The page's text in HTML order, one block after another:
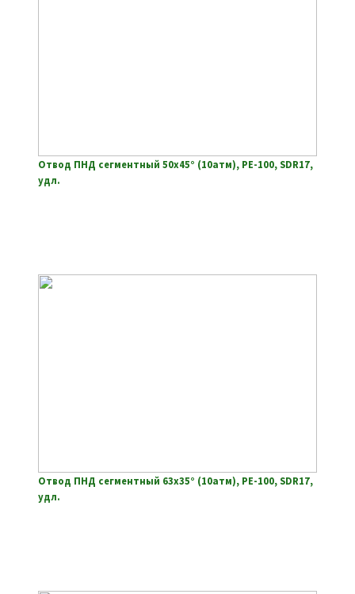
Отвод ПНД сегментный 50х45° (10атм), РЕ-100, SDR17,
удл.
Отвод ПНД сегментный 63х35° (10атм), РЕ-100, SDR17,
удл.